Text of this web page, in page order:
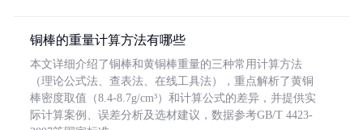
铜棒的重量计算方法有哪些
本文详细介绍了铜棒和黄铜棒重量的三种常用计算方法
（理论公式法、查表法、在线工具法），重点解析了黄铜
棒密度取值（8.4-8.7g/cm³）和计算公式的差异，并提供实
际计算案例、误差分析及选材建议，数据参考GB/T 4423-